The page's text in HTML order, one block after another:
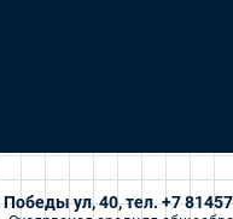
ул, 40, тел. +7